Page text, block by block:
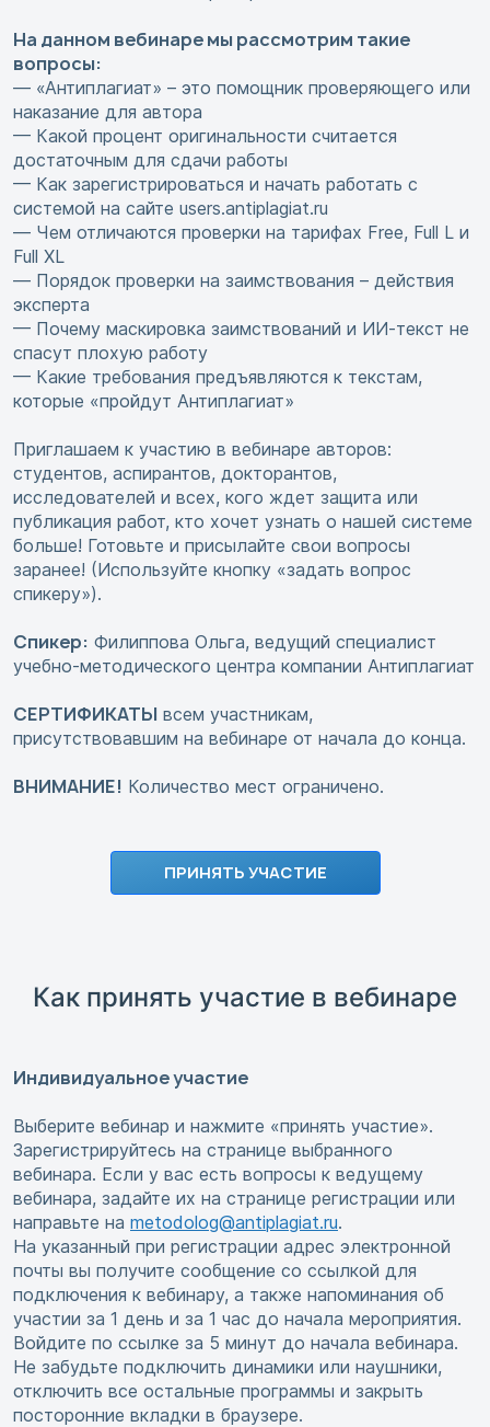
На данном вебинаре мы рассмотрим такие
вопросы:
— «Антиплагиат» – это помощник проверяющего или
наказание для автора
— Какой процент оригинальности считается
достаточным для сдачи работы
— Как зарегистрироваться и начать работать с
системой на сайте users.antiplagiat.ru
— Чем отличаются проверки на тарифах Free, Full L и
Full XL
— Порядок проверки на заимствования – действия
эксперта
— Почему маскировка заимствований и ИИ-текст не
спасут плохую работу
— Какие требования предъявляются к текстам,
которые «пройдут Антиплагиат»
Приглашаем к участию в вебинаре авторов:
студентов, аспирантов, докторантов,
исследователей и всех, кого ждет защита или
публикация работ, кто хочет узнать о нашей системе
больше! Готовьте и присылайте свои вопросы
заранее! (Используйте кнопку «задать вопрос
спикеру»).
Спикер: Филиппова Ольга, ведущий специалист
учебно-методического центра компании Антиплагиат
СЕРТИФИКАТЫ всем участникам,
присутствовавшим на вебинаре от начала до конца.
ВНИМАНИЕ! Количество мест ограничено.
ПРИНЯТЬ УЧАСТИЕ
Как принять участие в вебинаре
Индивидуальное участие
Выберите вебинар и нажмите «принять участие».
Зарегистрируйтесь на странице выбранного
вебинара. Если у вас есть вопросы к ведущему
вебинара, задайте их на странице регистрации или
направьте на metodolog@antiplagiat.ru.
На указанный при регистрации адрес электронной
почты вы получите сообщение со ссылкой для
подключения к вебинару, а также напоминания об
участии за 1 день и за 1 час до начала мероприятия.
Войдите по ссылке за 5 минут до начала вебинара.
Не забудьте подключить динамики или наушники,
отключить все остальные программы и закрыть
посторонние вкладки в браузере.